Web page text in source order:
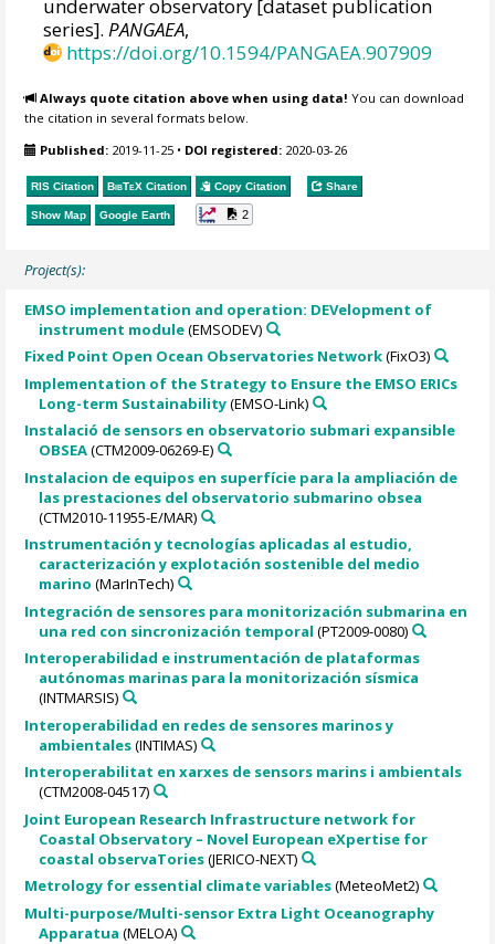
underwater observatory [dataset publication
series].PANGAEA,
https://doi.org/10.1594/PANGAEA.907909
Always quote citation above when using data! You can download
the citation in several formats below.
Published: 2019-11-25 • DOI registered: 2020-03-26
RIS Citation BibTeX Citation Copy Citation Share
Show Map Google Earth 2
Project(s):
EMSO implementation and operation: DEVelopment of
instrument module(EMSODEV)
Fixed Point Open Ocean Observatories Network(FixO3)
Implementation of the Strategy to Ensure the EMSO ERICs
Long-term Sustainability(EMSO-Link)
Instalació de sensors en observatorio submari expansible
OBSEA(CTM2009-06269-E)
Instalacion de equipos en superfície para la ampliación de
las prestaciones del observatorio submarino obsea
(CTM2010-11955-E/MAR)
Instrumentación y tecnologías aplicadas al estudio,
caracterización y explotación sostenible del medio
marino (MarInTech)
Integración de sensores para monitorización submarina en
una red con sincronización temporal (PT2009-0080)
Interoperabilidad e instrumentación de plataformas
autónomas marinas para la monitorización sísmica
(INTMARSIS)
Interoperabilidad en redes de sensores marinos y
ambientales(INTIMAS)
Interoperabilitat en xarxes de sensors marins i ambientals
(CTM2008-04517)
Joint European Research Infrastructure network for
Coastal Observatory – Novel European eXpertise for
coastal observaTories(JERICO-NEXT)
Metrology for essential climate variables(MeteoMet2)
Multi-purpose/Multi-sensor Extra Light Oceanography
Apparatua (MELOA)